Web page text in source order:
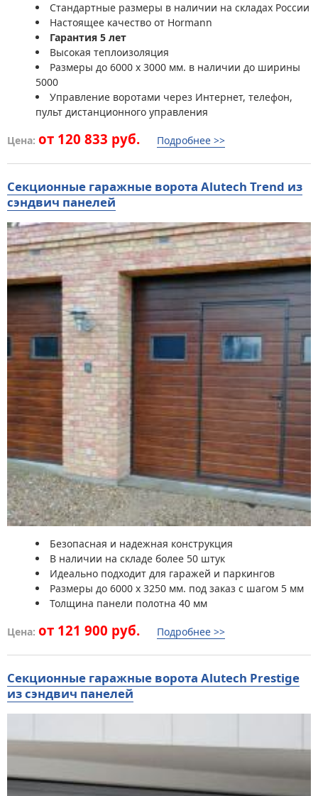
Стандартные размеры в наличии на складах России
Настоящее качество от Hormann
Гарантия 5 лет
Высокая теплоизоляция
Размеры до 6000 x 3000 мм. в наличии до ширины
5000
Управление воротами через Интернет, телефон,
пульт дистанционного управления
Цена: от 120 833 руб. Подробнее >>
Секционные гаражные ворота Alutech Trend из
сэндвич панелей
Безопасная и надежная конструкция
В наличии на складе более 50 штук
Идеально подходит для гаражей и паркингов
Размеры до 6000 x 3250 мм. под заказ с шагом 5 мм
Толщина панели полотна 40 мм
Цена: от 121 900 руб. Подробнее >>
Секционные гаражные ворота Alutech Prestige
из сэндвич панелей